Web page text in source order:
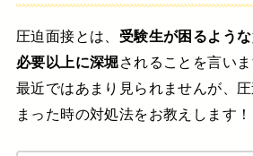
圧迫面接とは、 受験生が困るよう
必要以上に深堀されることを言いま
最近ではあまり見られませんが、
まった時の対処法をお教えします！